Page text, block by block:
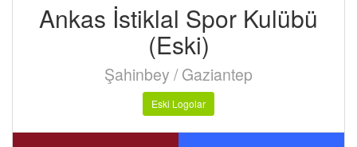
Ankas İstiklal Spor Kulübü
(Eski)
Şahinbey / Gaziantep
Eski Logolar